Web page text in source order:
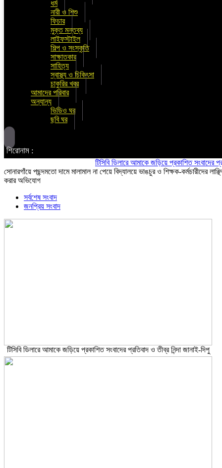
ধর্ম
নারী ও শিশু
ফিচার
মুক্ত মন্তব্য
লাইফস্টাইল
শিল্প ও সংস্কৃতি
সাক্ষাতকার
সাহিত্য
স্বাস্থ্য ও চিকিৎসা
চাকুরির খবর
আমাদের পরিবার
অন্যান্য
ভিডিও ঘর
ছবি ঘর
শিরোনাম :
টিসিবি ডিলারে আমাকে জড়িয়ে প্রকাশিত সংবাদের প্রতিবাদ
সোনারগাঁয়ে পছন্দমতো দামে মালামাল না পেয়ে বিদ্যালয়ে ভাঙচুর ও শিক্ষক-কর্মচারীদের
করার অভিযোগ
সর্বশেষ সংবাদ
জনপ্রিয় সংবাদ
টিসিবি ডিলারে আমাকে জড়িয়ে প্রকাশিত সংবাদের প্রতিবাদ ও তীব্র নিন্দা জানাই-দিপু